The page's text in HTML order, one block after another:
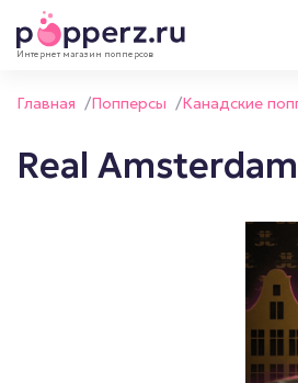
Интернет магазин попперсов
Главная /Попперсы /Канадские
Real